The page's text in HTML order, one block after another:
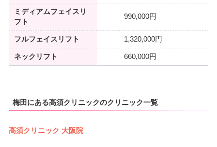
ミディアムフェイスリ
フト
990,000円
フルフェイスリフト 1,320,000円
ネックリフト 660,000円
梅田にある高須クリニックのクリニック一覧
高須クリニック 大阪院